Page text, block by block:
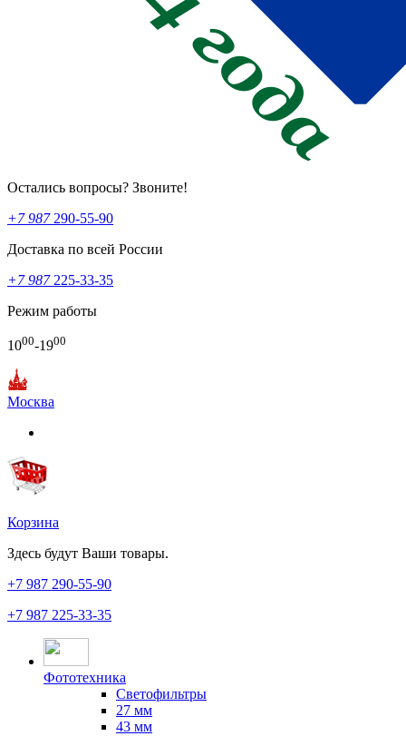
Остались вопросы? Звоните!
+7 987290-55-90
Доставка по всей России
+7 987225-33-35
Режим работы
1000-1900
Москва
Корзина
Здесь будут Ваши товары.
+7 987 290-55-90
+7 987 225-33-35
Фототехника
Светофильтры
27 мм
43 мм